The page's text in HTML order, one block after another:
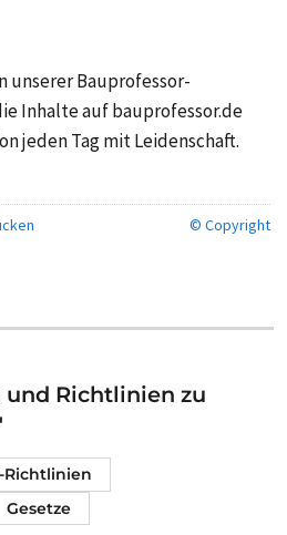
unserer Bauprofessor-
Inhalte auf bauprofessor.de
jeden Tag mit Leidenschaft.
© Copyright
Richtlinien zu
Richtlinien
Gesetze